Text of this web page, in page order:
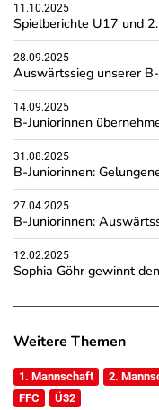
11.10.2025
Spielberichte U17 und
28.09.2025
Auswärtssieg unserer
14.09.2025
B-Juniorinnen
31.08.2025
B-Juniorinnen:
27.04.2025
B-Juniorinnen:
12.02.2025
Sophia Göhr gewinnt
Weitere Themen
1. Mannschaft 2.
FFC
Ü32